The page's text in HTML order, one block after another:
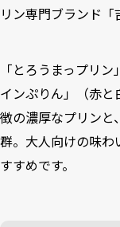
リン専門ブランド「
「とろうまっプリ
インぷりん」（赤
徴の濃厚なプリンと
群。大人向けの味
すすめです。